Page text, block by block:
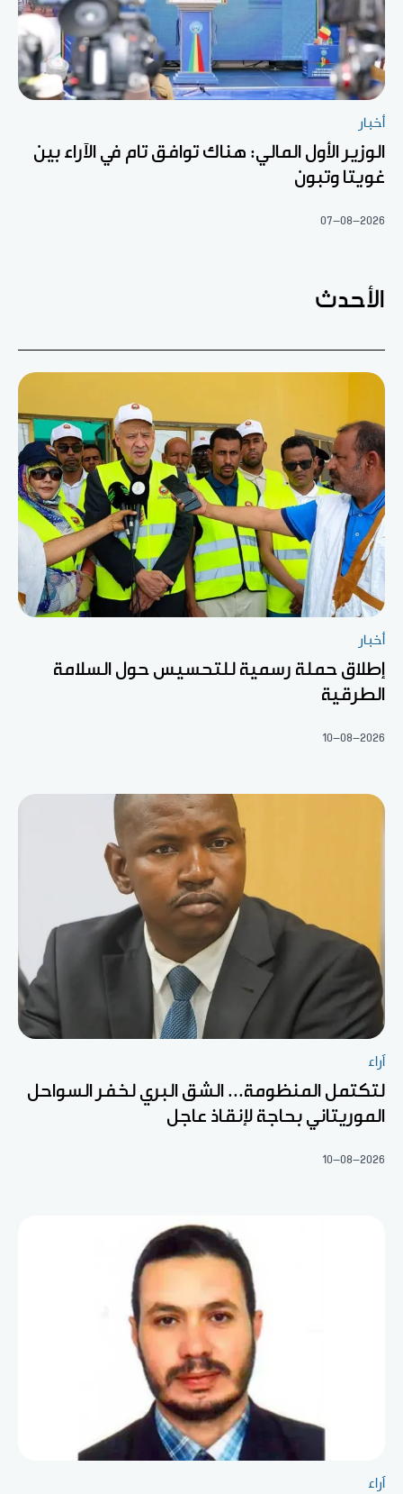
أخبار
الوزير الأول المالي: هناك توافق تام في الآراء بين
غويتا وتبون
07-08-2026
الأحدث
أخبار
إطلاق حملة رسمية للتحسيس حول السلامة
الطرقية
10-08-2026
آراء
لتكتمل المنظومة... الشق البري لخفر السواحل
الموريتاني بحاجة لإنقاذ عاجل
10-08-2026
آراء